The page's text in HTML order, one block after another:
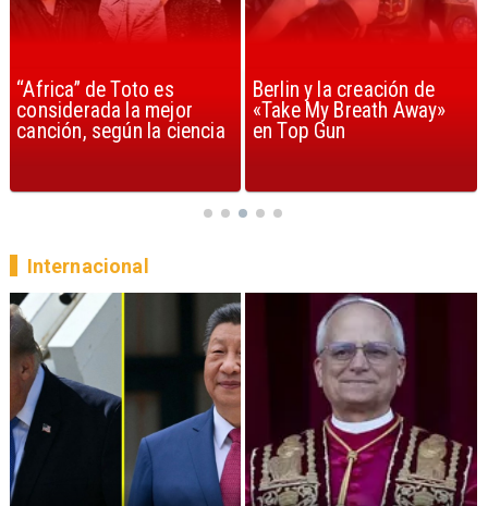
“Africa” de Toto es
considerada la mejor
canción, según la ciencia
Berlin y la creación de
«Take My Breath Away»
en Top Gun
Internacional